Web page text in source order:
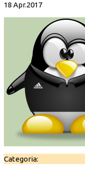
18 Apr.2017
Categoria: